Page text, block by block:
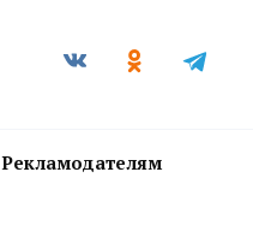
Рекламодателям